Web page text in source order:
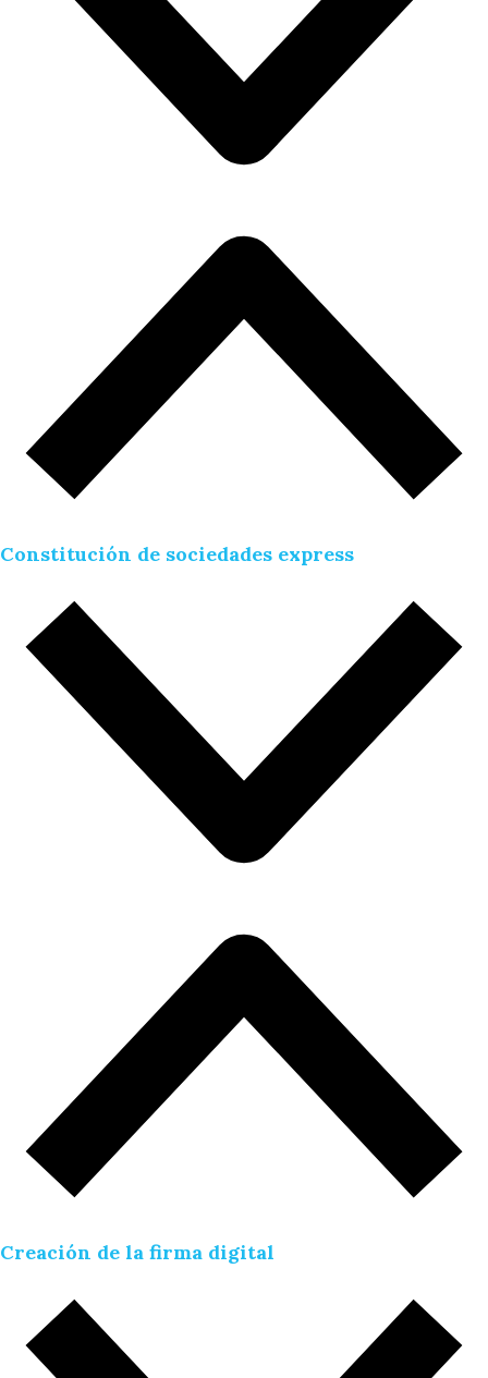
Constitución de sociedades express
Creación de la firma digital